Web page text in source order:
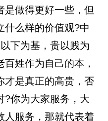
是做得更好一些，但
什么样的价值观?中
下为基，贵以贱为
姓作为自己的本，
才是真正的高贵，否
?你为大家服务，大
人服务，那就代表着